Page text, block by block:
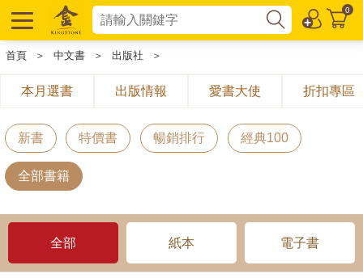
0
首頁 ＞ 中文書 ＞ 出版社 ＞
本月選書 出版情報 愛書大使 折扣專區
新書 特價書 暢銷排行 經典100
全部書籍
全部 紙本 電子書